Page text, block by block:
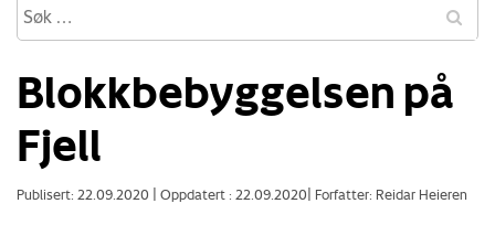
Blokkbebyggelsen på
Fjell
Publisert: 22.09.2020 Oppdatert : 22.09.2020 Forfatter: Reidar Heieren